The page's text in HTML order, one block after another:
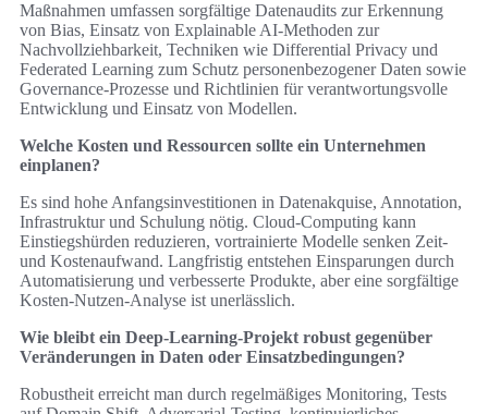
Maßnahmen umfassen sorgfältige Datenaudits zur Erkennung
von Bias, Einsatz von Explainable AI-Methoden zur
Nachvollziehbarkeit, Techniken wie Differential Privacy und
Federated Learning zum Schutz personenbezogener Daten sowie
Governance-Prozesse und Richtlinien für verantwortungsvolle
Entwicklung und Einsatz von Modellen.
Welche Kosten und Ressourcen sollte ein Unternehmen
einplanen?
Es sind hohe Anfangsinvestitionen in Datenakquise, Annotation,
Infrastruktur und Schulung nötig. Cloud-Computing kann
Einstiegshürden reduzieren, vortrainierte Modelle senken Zeit-
und Kostenaufwand. Langfristig entstehen Einsparungen durch
Automatisierung und verbesserte Produkte, aber eine sorgfältige
Kosten-Nutzen-Analyse ist unerlässlich.
Wie bleibt ein Deep-Learning-Projekt robust gegenüber
Veränderungen in Daten oder Einsatzbedingungen?
Robustheit erreicht man durch regelmäßiges Monitoring, Tests